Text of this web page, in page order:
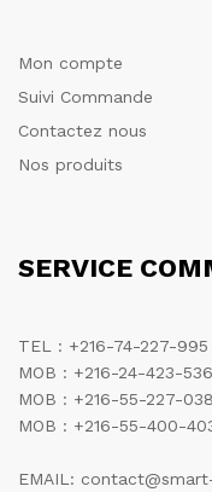
Mon compte
Suivi Commande
Contactez nous
Nos produits
SERVICE
TEL : +216-74-227-995
MOB : +216-24-423-536
MOB : +216-55-227-038
MOB : +216-55-400-
EMAIL: